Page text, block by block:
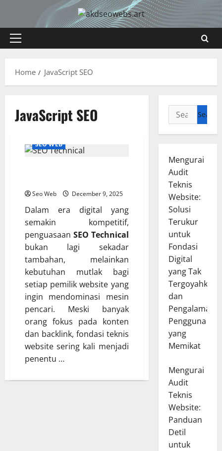
content
Primary
Home
JavaScript SEO
JavaScript SEO
SEO WEB
Seo Web December 9, 2025
Dalam era digital yang
semakin kompetitif,
penguasaan SEO Technical
bukan lagi sekadar
tambahan, melainkan
kebutuhan mutlak bagi
setiap pemilik website yang
ingin mendominasi mesin
pencari. Meski banyak
orang fokus pada konten
dan backlink, fondasi teknis
website sering kali menjadi
penentu …
Search
for:
Mengurai
Audit
Teknis
Website:
Solusi
Terukur
untuk
Fondasi
Digital
yang Tak
Tergoyahkan
dan
Pengalaman
Pengguna
yang
Memikat
Mengurai
Audit
Teknis
Website:
Panduan
Detil
untuk